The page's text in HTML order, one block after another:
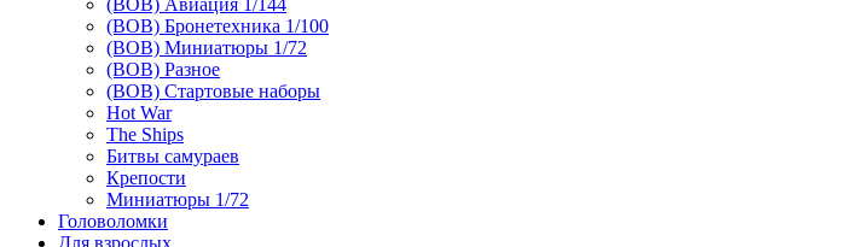
(ВОВ) Авиация 1/144
(ВОВ) Бронетехника 1/100
(ВОВ) Миниатюры 1/72
(ВОВ) Разное
(ВОВ) Стартовые наборы
Hot War
The Ships
Битвы самураев
Крепости
Миниатюры 1/72
Головоломки
Для взрослых